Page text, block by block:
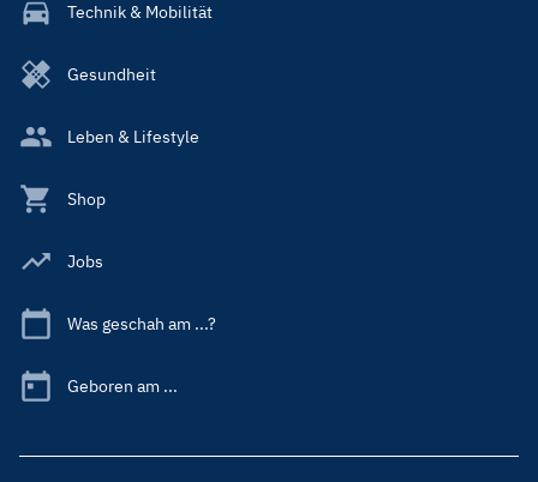
Technik & Mobilität
Gesundheit
Leben & Lifestyle
Shop
Jobs
Was geschah am ...?
Geboren am ...